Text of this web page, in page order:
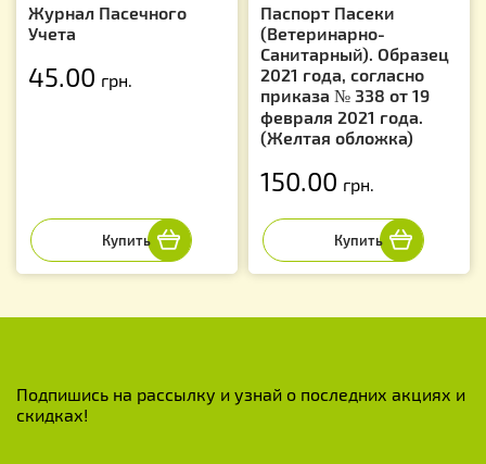
Журнал Пасечного
Учета
45.00 грн.
Паспорт Пасеки
(Ветеринарно-
Санитарный). Образец
2021 года, согласно
приказа № 338 от 19
февраля 2021 года.
(Желтая обложка)
150.00 грн.
Подпишись на рассылку и узнай о последних акциях и
скидках!